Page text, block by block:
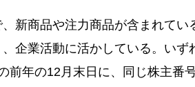
新商品や注力商品が含まれてい
企業活動に活かしている。いず
前年の12月末日に、同じ株主番